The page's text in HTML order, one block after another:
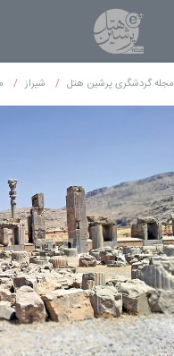
مجله گردشگری پرشین هتل شیراز